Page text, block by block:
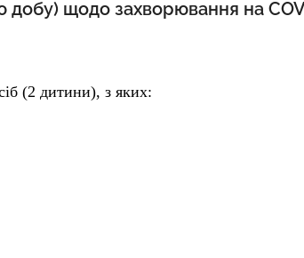
добу) щодо захворювання на
(2 дитини), з яких: